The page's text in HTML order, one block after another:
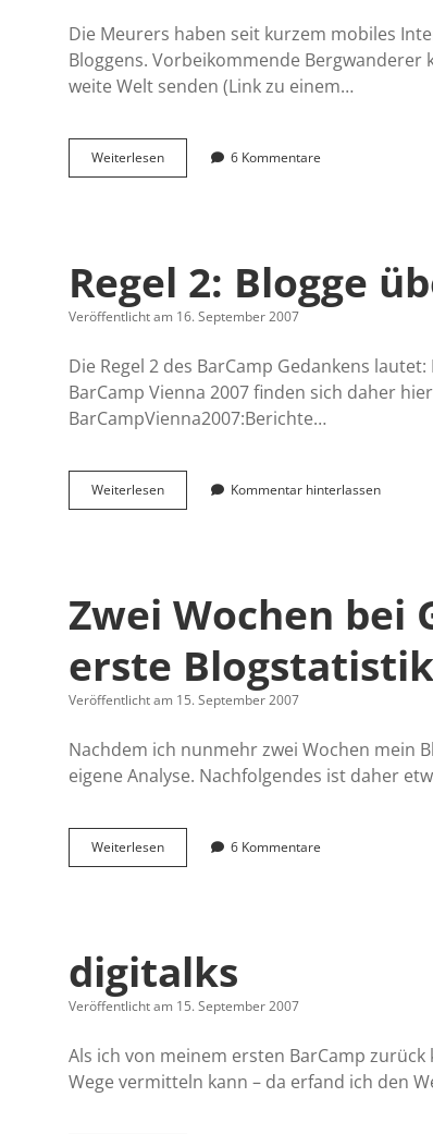
Die Meurers haben seit kurzem mobiles
Bloggens. Vorbeikommende
weite Welt senden (Link zu einem…
WeiterlesenGrüße
vom
6 Kommentare
Regel 2: Blogge
Veröffentlicht am 16. September 2007
Die Regel 2 des BarCamp Gedankens
BarCamp Vienna 2007 finden sich daher
BarCampVienna2007:Berichte…
WeiterlesenRegel
2:
Kommentar hinterlassen
Zwei Wochen bei
erste Blogstatistik
Veröffentlicht am 15. September 2007
Nachdem ich nunmehr zwei Wochen mein
eigene Analyse. Nachfolgendes ist daher
WeiterlesenZwei
Wochen
eine
erste
Blogstatistik
6 Kommentare
digitalks
Veröffentlicht am 15. September 2007
Als ich von meinem ersten BarCamp
Wege vermitteln kann – da erfand ich den